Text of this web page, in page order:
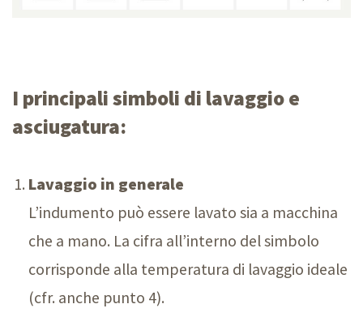
I principali simboli di lavaggio e
asciugatura:
Lavaggio in generale
L’indumento può essere lavato sia a macchina
che a mano. La cifra all’interno del simbolo
corrisponde alla temperatura di lavaggio ideale
(cfr. anche punto 4).